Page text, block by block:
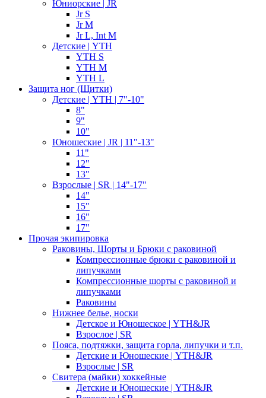
Юниорские | JR
Jr S
Jr M
Jr L, Int M
Детские | YTH
YTH S
YTH M
YTH L
Защита ног (Щитки)
Детские | YTH | 7"-10"
8"
9"
10"
Юношеские | JR | 11"-13"
11"
12"
13"
Взрослые | SR | 14"-17"
14"
15"
16"
17"
Прочая экипировка
Раковины, Шорты и Брюки с раковиной
Компрессионные брюки с раковиной и
липучками
Компрессионные шорты с раковиной и
липучками
Раковины
Нижнее белье, носки
Детское и Юношеское | YTH&JR
Взрослое | SR
Пояса, подтяжки, защита горла, липучки и т.п.
Детские и Юношеские | YTH&JR
Взрослые | SR
Свитера (майки) хоккейные
Детские и Юношеские | YTH&JR